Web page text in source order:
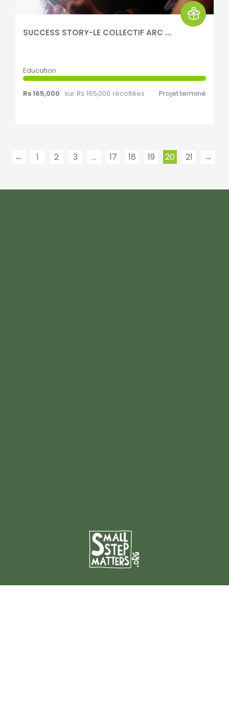
SUCCESS STORY-LE COLLECTIF ARC ...
Education
Rs 165,000 sur Rs 165,000 récoltées Projet terminé
← 1 2 3 … 17 18 19 20 21 →